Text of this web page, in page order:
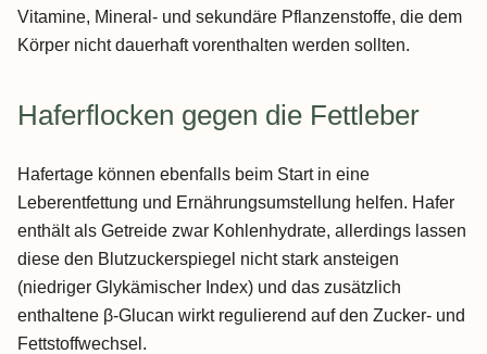
Vitamine, Mineral- und sekundäre Pflanzenstoffe, die dem
Körper nicht dauerhaft vorenthalten werden sollten.
Haferflocken gegen die Fettleber
Hafertage können ebenfalls beim Start in eine
Leberentfettung und Ernährungsumstellung helfen. Hafer
enthält als Getreide zwar Kohlenhydrate, allerdings lassen
diese den Blutzuckerspiegel nicht stark ansteigen
(niedriger Glykämischer Index) und das zusätzlich
enthaltene β-Glucan wirkt regulierend auf den Zucker- und
Fettstoffwechsel.